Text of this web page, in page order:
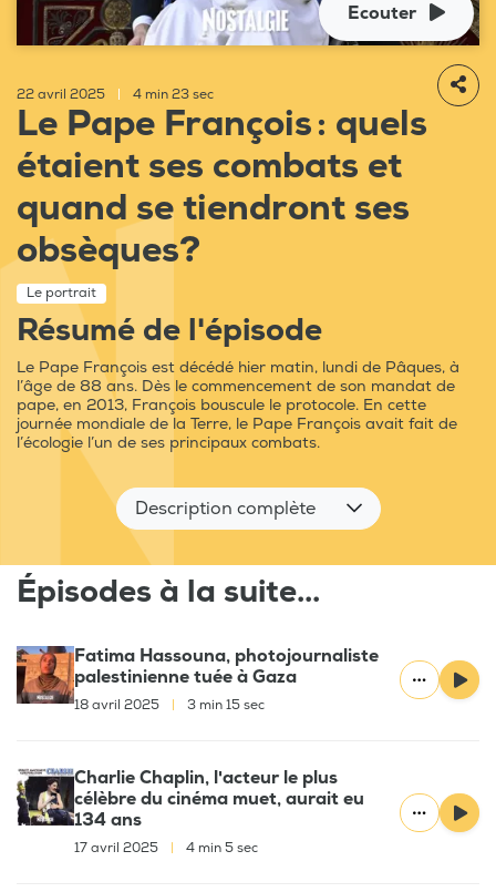
Ecouter
22 avril 2025 4 min 23 sec
Le Pape François : quels
étaient ses combats et
quand se tiendront ses
obsèques?
Le portrait
Résumé de l'épisode
Le Pape François est décédé hier matin, lundi de Pâques, à
l’âge de 88 ans. Dès le commencement de son mandat de
pape, en 2013, François bouscule le protocole. En cette
journée mondiale de la Terre, le Pape François avait fait de
l’écologie l’un de ses principaux combats.
Description complète
Épisodes à la suite...
Fatima Hassouna, photojournaliste
palestinienne tuée à Gaza
18 avril 2025 3 min 15 sec
Charlie Chaplin, l'acteur le plus
célèbre du cinéma muet, aurait eu
134 ans
17 avril 2025 4 min 5 sec